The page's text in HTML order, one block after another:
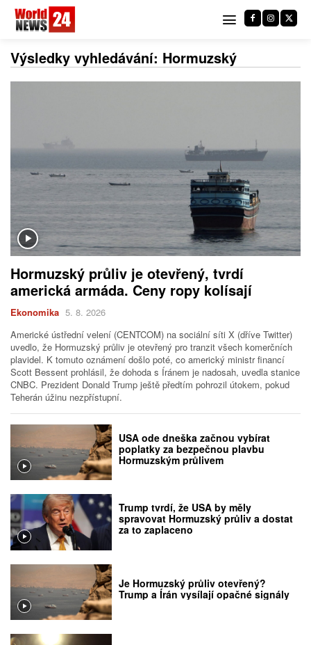
Výsledky vyhledávání: Hormuzský
Hormuzský průliv je otevřený, tvrdí
americká armáda. Ceny ropy kolísají
Ekonomika 5. 8. 2026
Americké ústřední velení (CENTCOM) na sociální síti X (dříve Twitter)
uvedlo, že Hormuzský průliv je otevřený pro tranzit všech komerčních
plavidel. K tomuto oznámení došlo poté, co americký ministr financí
Scott Bessent prohlásil, že dohoda s Íránem je nadosah, uvedla stanice
CNBC. Prezident Donald Trump ještě předtím pohrozil útokem, pokud
Teherán úžinu nezpřístupní.
USA ode dneška začnou vybírat
poplatky za bezpečnou plavbu
Hormuzským průlivem
Trump tvrdí, že USA by měly
spravovat Hormuzský průliv a dostat
za to zaplaceno
Je Hormuzský průliv otevřený?
Trump a Írán vysílají opačné signály